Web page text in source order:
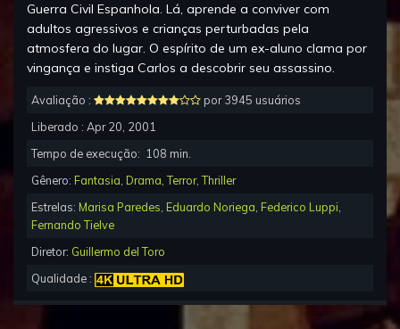
Guerra Civil Espanhola. Lá, aprende a conviver com
adultos agressivos e crianças perturbadas pela
atmosfera do lugar. O espírito de um ex-aluno clama por
vingança e instiga Carlos a descobrir seu assassino.
Avaliação :
por 3945 usuários
Liberado : Apr 20, 2001
Tempo de execução: 108 min.
Gênero: Fantasia Drama ,Terror,Thriller
Estrelas: Marisa Paredes Eduardo Noriega Federico Luppi
Fernando Tielve
Diretor: Guillermo del Toro
Qualidade :